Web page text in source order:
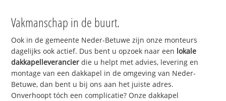
Vakmanschap in de buurt.
Ook in de gemeente Neder-Betuwe zijn onze monteurs
dagelijks ook actief. Dus bent u opzoek naar een lokale
dakkapelleverancier die u helpt met advies, levering en
montage van een dakkapel in de omgeving van Neder-
Betuwe, dan bent u bij ons aan het juiste adres.
Onverhoopt tóch een complicatie? Onze dakkapel